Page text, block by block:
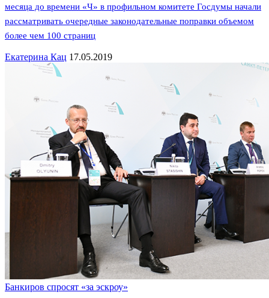
месяца до времени «Ч» в профильном комитете Госдумы начали
рассматривать очередные законодательные поправки объемом
более чем 100 страниц
Екатерина Кац 17.05.2019
Банкиров спросят «за эскроу»